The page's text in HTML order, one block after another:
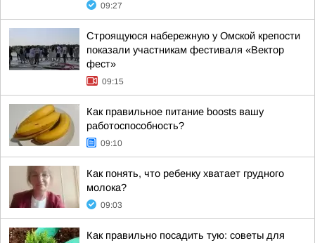
09:27
Строящуюся набережную у Омской крепости
показали участникам фестиваля «Вектор
фест»
09:15
Как правильное питание boosts вашу
работоспособность?
09:10
Как понять, что ребенку хватает грудного
молока?
09:03
Как правильно посадить тую: советы для